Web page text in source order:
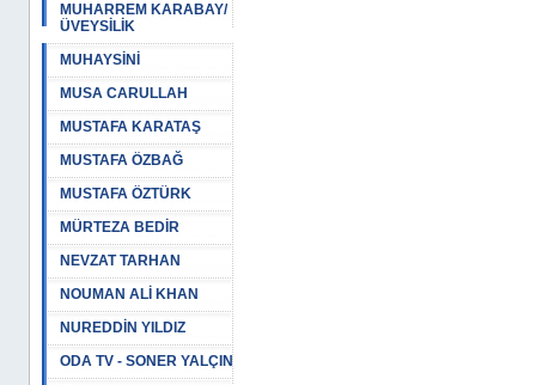
MUHARREM KARABAY/
ÜVEYSİLİK
MUHAYSİNİ
MUSA CARULLAH
MUSTAFA KARATAŞ
MUSTAFA ÖZBAĞ
MUSTAFA ÖZTÜRK
MÜRTEZA BEDİR
NEVZAT TARHAN
NOUMAN ALİ KHAN
NUREDDİN YILDIZ
ODA TV - SONER YALÇIN